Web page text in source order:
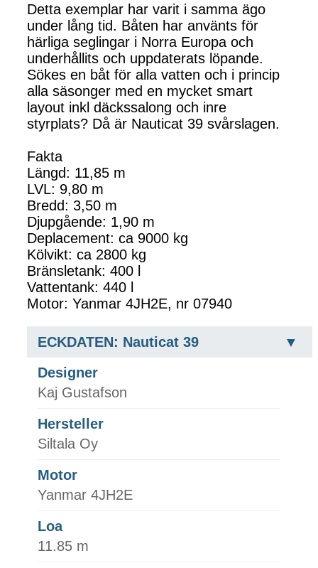
Detta exemplar har varit i samma ägo
under lång tid. Båten har använts för
härliga seglingar i Norra Europa och
underhållits och uppdaterats löpande.
Sökes en båt för alla vatten och i princip
alla säsonger med en mycket smart
layout inkl däckssalong och inre
styrplats? Då är Nauticat 39 svårslagen.
Fakta
Längd: 11,85 m
LVL: 9,80 m
Bredd: 3,50 m
Djupgående: 1,90 m
Deplacement: ca 9000 kg
Kölvikt: ca 2800 kg
Bränsletank: 400 l
Vattentank: 440 l
Motor: Yanmar 4JH2E, nr 07940
ECKDATEN: Nauticat 39
Designer
Kaj Gustafson
Hersteller
Siltala Oy
Motor
Yanmar 4JH2E
Loa
11.85 m